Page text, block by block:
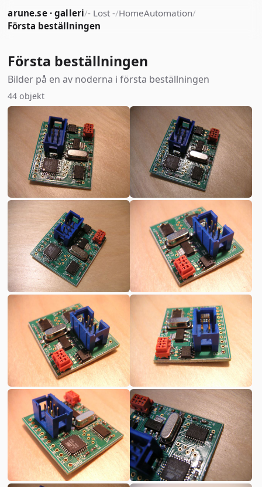
arune.se · galleri/- Lost -/HomeAutomation/
Första beställningen
Första beställningen
Bilder på en av noderna i första beställningen
44 objekt